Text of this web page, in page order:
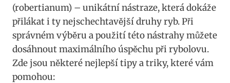
(robertianum) – unikátní nástraze, která dokáže
přilákat i ty nejschechtavější druhy ryb. ⁣Při
správném výběru a použití této nástrahy můžete
dosáhnout maximálního úspěchu při rybolovu.
Zde jsou některé nejlepší tipy a triky, které vám
pomohou: